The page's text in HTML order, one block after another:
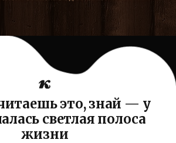
это, знай — у
светлая полоса
жизни